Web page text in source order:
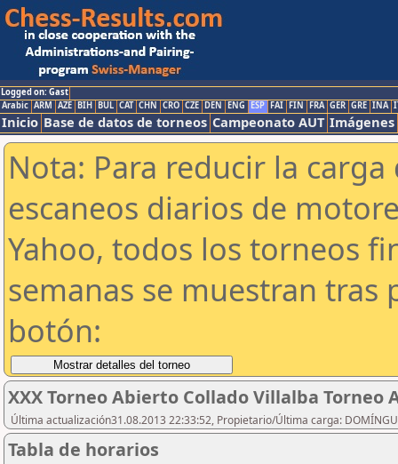
Logged on: Gast
Arabic ARM AZE BIH BUL CAT CHN CRO CZE DEN ENG ESP FAI FIN FRA GER GRE INA
Inicio Base de datos de torneos Campeonato AUT Imágenes
Nota: Para reducir la
escaneos diarios de
Yahoo, todos los torneos
semanas se muestran tras
botón:
XXX Torneo Abierto Collado Villalba Torneo
Última actualización31.08.2013 22:33:52, Propietario/Última carga:
Tabla de horarios